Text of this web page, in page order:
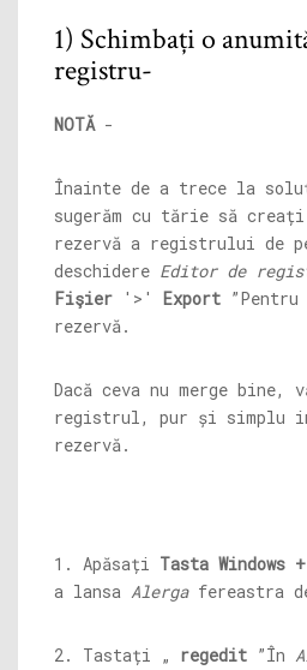
1) Schimbați o
registru-
NOTĂ-
Înainte de a trece la
sugerăm cu tărie să
rezervă a registrului de
deschidere Editor de
Fişier '>' Export
rezervă.
Dacă ceva nu merge bine,
registrul, pur și simplu
rezervă.
1. Apăsați Tasta Windows
a lansa Alergafereastra
2. Tastați „ regedit ”În